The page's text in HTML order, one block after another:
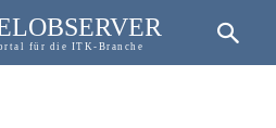
für die ITK-Branche